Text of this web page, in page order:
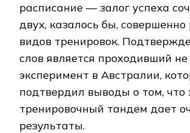
расписание — залог успеха
двух, казалось бы,
видов тренировок.
слов является проходивший
эксперимент в Австралии,
подтвердил выводы о том, что
тренировочный тандем дает
результаты.